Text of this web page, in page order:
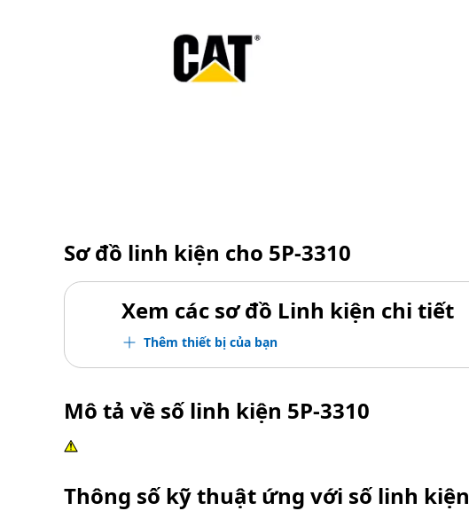
Sơ đồ linh kiện cho 5P-3310
Xem các sơ đồ Linh kiện chi tiết
Thêm thiết bị của bạn
Mô tả về số linh kiện 5P-3310
Thông số kỹ thuật ứng với số linh kiện